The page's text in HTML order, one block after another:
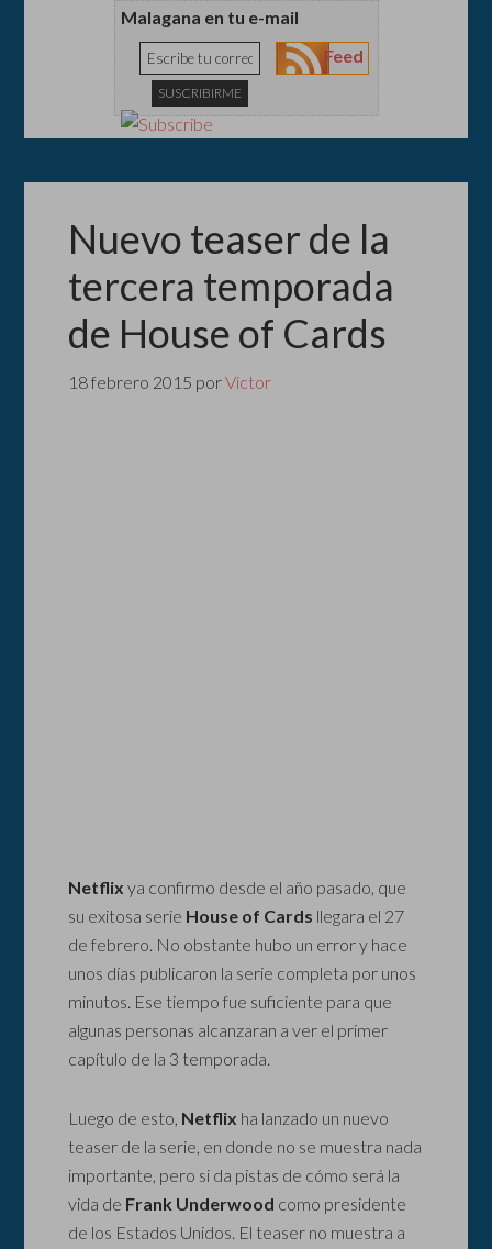
Malagana en tu e-mail
Feed
Nuevo teaser de la
tercera temporada
de House of Cards
18 febrero 2015 porVictor
Netflix ya confirmo desde el año pasado, que
su exitosa serie House of Cards llegara el 27
de febrero. No obstante hubo un error y hace
unos días publicaron la serie completa por unos
minutos. Ese tiempo fue suficiente para que
algunas personas alcanzaran a ver el primer
capítulo de la 3 temporada.
Luego de esto, Netflix ha lanzado un nuevo
teaser de la serie, en donde no se muestra nada
importante, pero si da pistas de cómo será la
vida de Frank Underwood como presidente
de los Estados Unidos. El teaser no muestra a